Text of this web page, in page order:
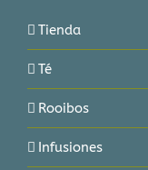
Tienda
Té
Rooibos
Infusiones